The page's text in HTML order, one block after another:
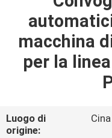
PRODOTTI
VIDEO
SU
macchina
per la
Luogo di
origine:
Cina